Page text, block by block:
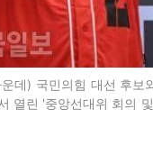
데) 국민의힘 대선 후보
열린 '중앙선대위 회의